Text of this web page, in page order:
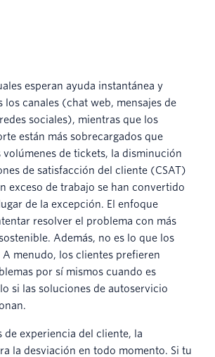
esperan ayuda instantánea y
los canales (chat web, mensajes de
sociales), mientras que los
están más sobrecargados que
volúmenes de tickets, la disminución
de satisfacción del cliente (CSAT)
exceso de trabajo se han convertido
de la excepción. El enfoque
resolver el problema con más
Además, no es lo que los
A menudo, los clientes prefieren
por sí mismos cuando es
si las soluciones de autoservicio
de experiencia del cliente, la
la desviación en todo momento. Si tu